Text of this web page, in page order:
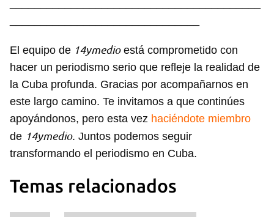
INICIAR SESIÓN CANCELAR
El equipo de 14ymedioestá comprometido con
hacer un periodismo serio que refleje la realidad de
la Cuba profunda. Gracias por acompañarnos en
este largo camino. Te invitamos a que continúes
apoyándonos, pero esta vez haciéndote miembro
de 14ymedio. Juntos podemos seguir
transformando el periodismo en Cuba.
Temas relacionados